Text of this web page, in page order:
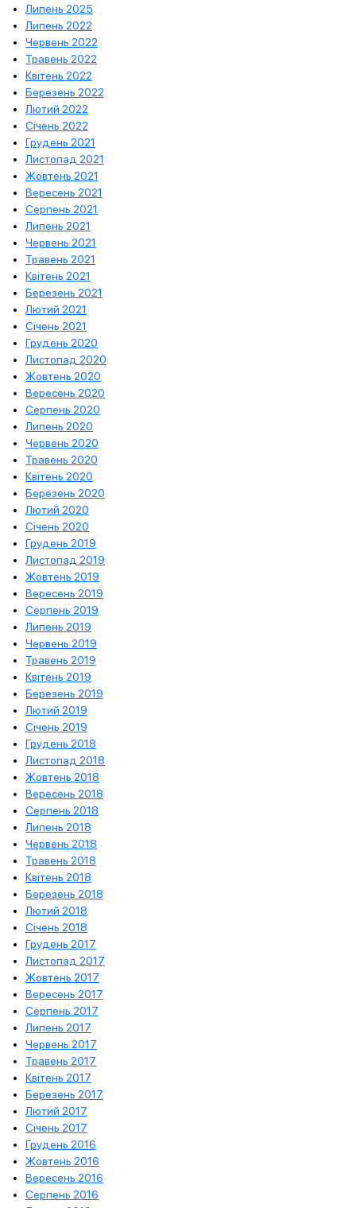
Липень 2025
Липень 2022
Червень 2022
Травень 2022
Квітень 2022
Березень 2022
Лютий 2022
Січень 2022
Грудень 2021
Листопад 2021
Жовтень 2021
Вересень 2021
Серпень 2021
Липень 2021
Червень 2021
Травень 2021
Квітень 2021
Березень 2021
Лютий 2021
Січень 2021
Грудень 2020
Листопад 2020
Жовтень 2020
Вересень 2020
Серпень 2020
Липень 2020
Червень 2020
Травень 2020
Квітень 2020
Березень 2020
Лютий 2020
Січень 2020
Грудень 2019
Листопад 2019
Жовтень 2019
Вересень 2019
Серпень 2019
Липень 2019
Червень 2019
Травень 2019
Квітень 2019
Березень 2019
Лютий 2019
Січень 2019
Грудень 2018
Листопад 2018
Жовтень 2018
Вересень 2018
Серпень 2018
Липень 2018
Червень 2018
Травень 2018
Квітень 2018
Березень 2018
Лютий 2018
Січень 2018
Грудень 2017
Листопад 2017
Жовтень 2017
Вересень 2017
Серпень 2017
Липень 2017
Червень 2017
Травень 2017
Квітень 2017
Березень 2017
Лютий 2017
Січень 2017
Грудень 2016
Жовтень 2016
Вересень 2016
Серпень 2016